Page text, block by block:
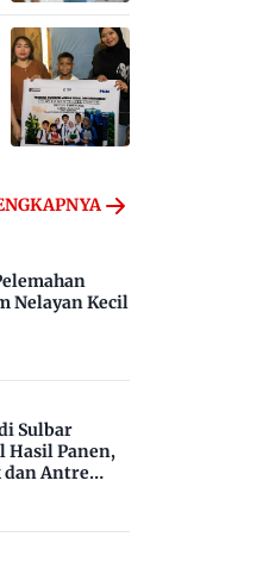
Nelayan Kecil
Sulbar
Hasil Panen,
dan Antre